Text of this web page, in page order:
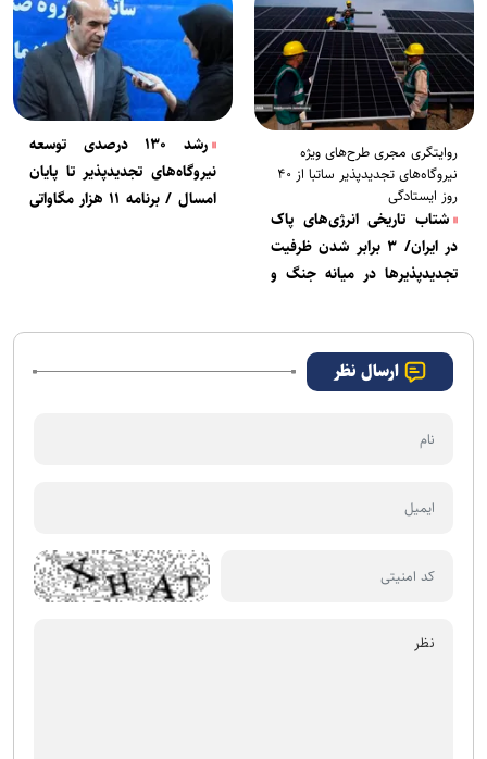
روایتگری مجری طرح‌های ویژه
نیروگاه‌های تجدیدپذیر ساتبا از ۴۰
روز ایستادگی
شتاب تاریخی انرژی‌های پاک
در ایران/ ۳ برابر شدن ظرفیت
تجدیدپذیرها در میانه جنگ و
رشد ۱۳۰ درصدی توسعه
نیروگاه‌های تجدیدپذیر تا پایان
امسال / برنامه ۱۱ هزار مگاواتی
ارسال نظر